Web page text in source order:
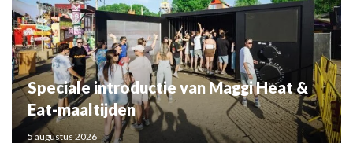
Speciale introductie van Maggi Heat &
Eat-maaltijden
5 augustus 2026